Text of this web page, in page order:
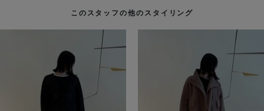
このスタッフの他のスタイリング